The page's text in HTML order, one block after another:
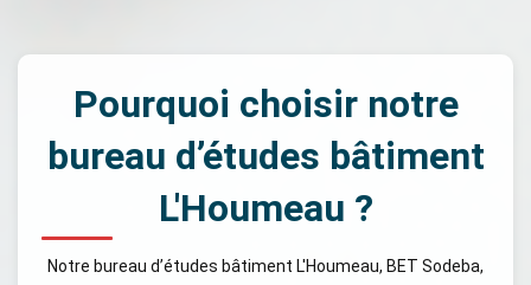
Pourquoi choisir notre
bureau d’études bâtiment
L'Houmeau ?
Notre bureau d’études bâtiment L'Houmeau, BET Sodeba,